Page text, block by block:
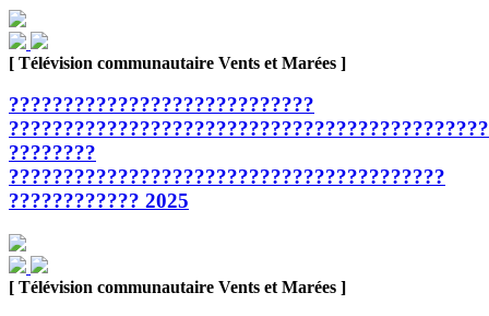
[ Télévision communautaire Vents et Marées ]
????????????????????????????
????????
????????????????????????????????????????
???????????? 2025
[ Télévision communautaire Vents et Marées ]